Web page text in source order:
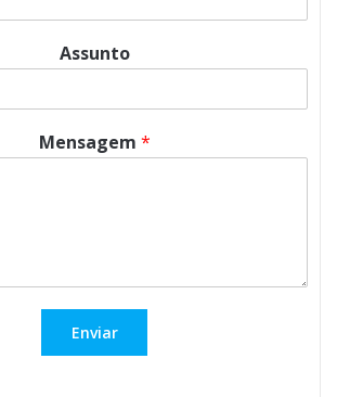
Assunto
Mensagem *
Enviar